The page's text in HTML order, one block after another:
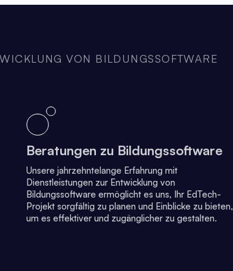
VON BILDUNGSSOFTWARE
Beratungen zu Bildungssoftware
Unsere jahrzehntelange Erfahrung mit
Dienstleistungen zur Entwicklung von
Bildungssoftware ermöglicht es uns, Ihr EdTech-
Projekt sorgfältig zu planen und Einblicke zu bieten,
um es effektiver und zugänglicher zu gestalten.